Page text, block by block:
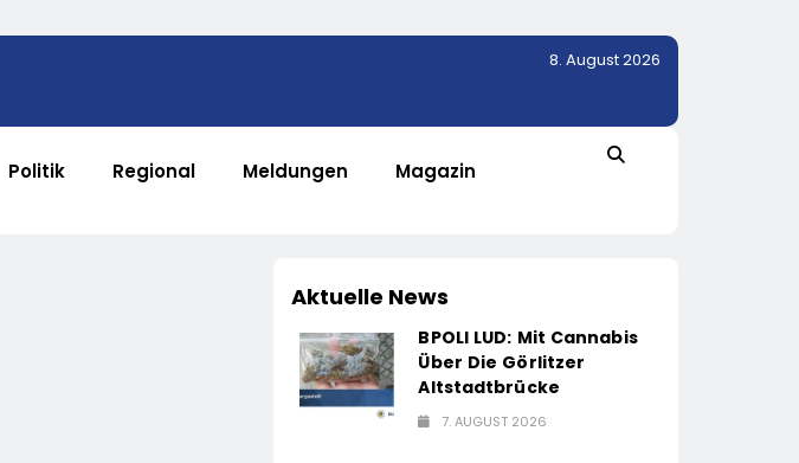
8. August 2026
Politik Regional Meldungen Magazin
Aktuelle News
BPOLI LUD: Mit Cannabis
Über Die Görlitzer
Altstadtbrücke
7. AUGUST 2026